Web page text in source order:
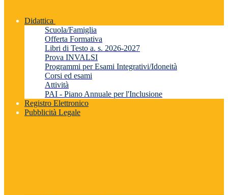
Didattica
Scuola/Famiglia
Offerta Formativa
Libri di Testo a. s. 2026-2027
Prova INVALSI
Programmi per Esami Integrativi/Idoneità
Corsi ed esami
Attività
PAI - Piano Annuale per l'Inclusione
Registro Elettronico
Pubblicità Legale